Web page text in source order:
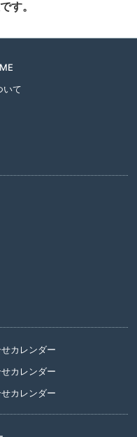
す。
いて
カレンダー
カレンダー
カレンダー